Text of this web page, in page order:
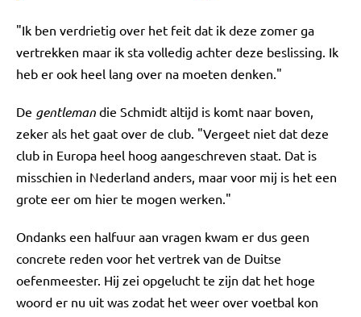
"Ik ben verdrietig over het feit dat ik deze zomer ga
vertrekken maar ik sta volledig achter deze beslissing. Ik
heb er ook heel lang over na moeten denken."
De gentleman die Schmidt altijd is komt naar boven,
zeker als het gaat over de club. "Vergeet niet dat deze
club in Europa heel hoog aangeschreven staat. Dat is
misschien in Nederland anders, maar voor mij is het een
grote eer om hier te mogen werken."
Ondanks een halfuur aan vragen kwam er dus geen
concrete reden voor het vertrek van de Duitse
oefenmeester. Hij zei opgelucht te zijn dat het hoge
woord er nu uit was zodat het weer over voetbal kon